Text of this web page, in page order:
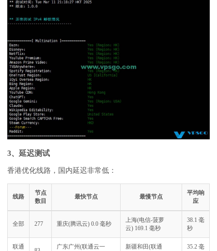
3、延迟测试
香港优化线路，国内延迟非常低：
线路
节点
数目
最快节点 最慢节点
平均响
应
全部 277 重庆(腾讯云) 0.0 毫秒
上海(电信-菠萝
云) 169.1 毫秒
38.1 毫
秒
联通 广东广州(联通云一 新疆和田(联通 35.2 毫